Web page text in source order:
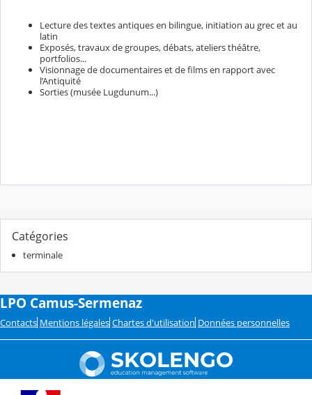
Lecture des textes antiques en bilingue, initiation au grec et au
latin
Exposés, travaux de groupes, débats, ateliers théâtre,
portfolios...
Visionnage de documentaires et de films en rapport avec
l’Antiquité
Sorties (musée Lugdunum...)
Catégories
terminale
LPO Camus-Sermenaz
Contacts Mentions légales Chartes d'utilisation Données personnelles